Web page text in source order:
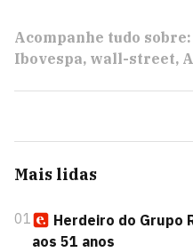
Acompanhe tudo sobre:
Ibovespa wall-street
Mais lidas
01
Herdeiro do Grupo
aos 51 anos